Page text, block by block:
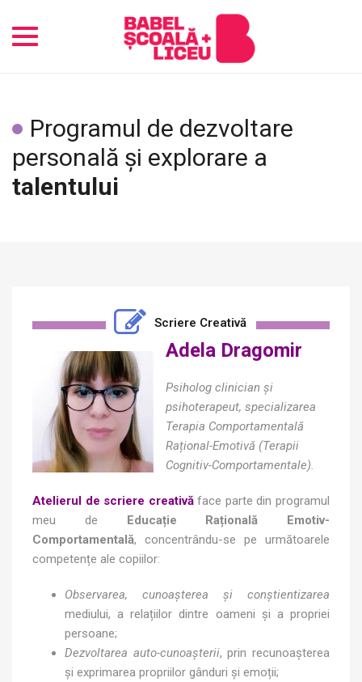
Toggle
Programul de dezvoltare
personală și explorare a
talentului
Scriere Creativă
Adela Dragomir
Psiholog clinician și
psihoterapeut, specializarea
Terapia Comportamentală
Rațional-Emotivă (Terapii
Cognitiv-Comportamentale).
Atelierul de scriere creativăface parte din programul
meu de Educație Rațională Emotiv-
Comportamentală, concentrându-se pe următoarele
competențe ale copiilor:
Observarea, cunoașterea și conștientizarea
mediului, a relațiilor dintre oameni și a propriei
persoane;
Dezvoltarea auto-cunoașterii, prin recunoașterea
și exprimarea propriilor gânduri și emoții;